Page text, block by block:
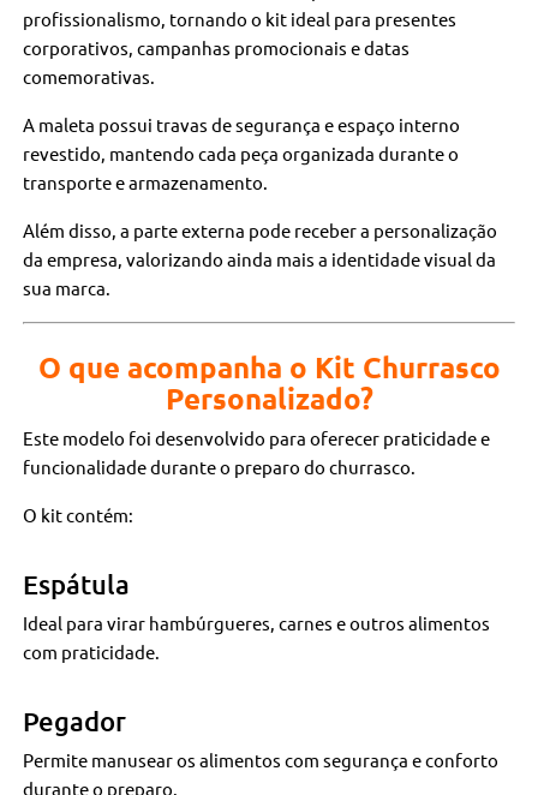
profissionalismo, tornando o kit ideal para presentes
corporativos, campanhas promocionais e datas
comemorativas.
A maleta possui travas de segurança e espaço interno
revestido, mantendo cada peça organizada durante o
transporte e armazenamento.
Além disso, a parte externa pode receber a personalização
da empresa, valorizando ainda mais a identidade visual da
sua marca.
O que acompanha o Kit Churrasco
Personalizado?
Este modelo foi desenvolvido para oferecer praticidade e
funcionalidade durante o preparo do churrasco.
O kit contém:
Espátula
Ideal para virar hambúrgueres, carnes e outros alimentos
com praticidade.
Pegador
Permite manusear os alimentos com segurança e conforto
durante o preparo.